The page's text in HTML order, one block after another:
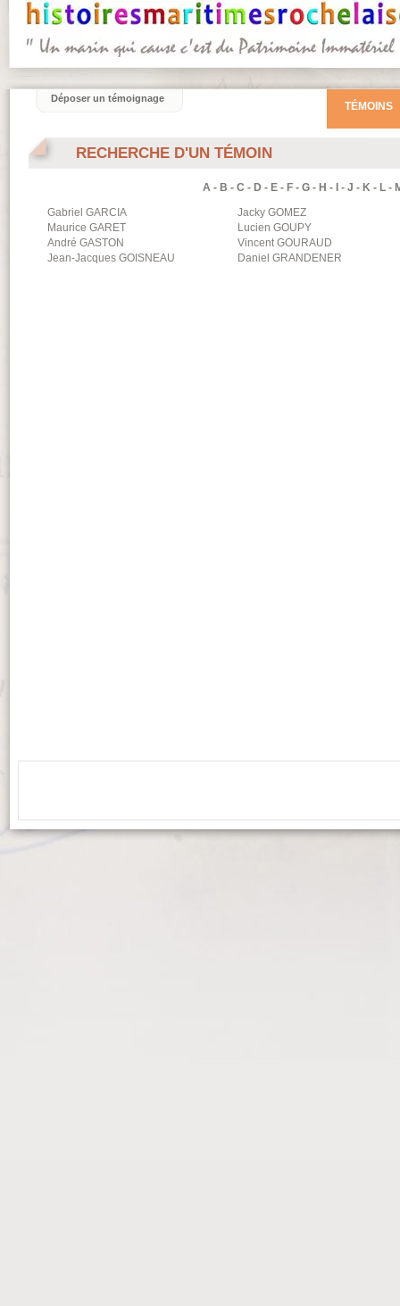
RECHERCHE D'UN TÉMOIN
A - B - C - D - E - F - G - H - - J - K - L -
Gabriel GARCIA Jacky GOMEZ
Maurice GARET Lucien GOUPY
André GASTON VincentGOURAUD
Jean-Jacques GOISNEAU Daniel GRANDENER
TÉMOINS
Déposer un témoignage